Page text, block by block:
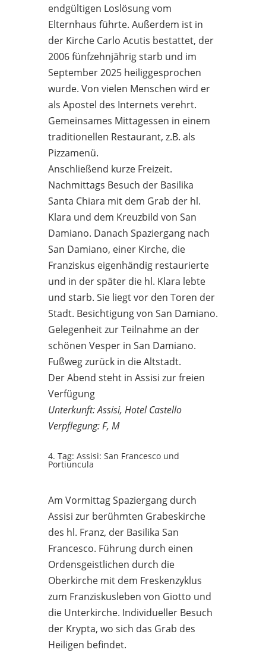
endgültigen Loslösung vom
Elternhaus führte. Außerdem ist in
der Kirche Carlo Acutis bestattet, der
2006 fünfzehnjährig starb und im
September 2025 heiliggesprochen
wurde. Von vielen Menschen wird er
als Apostel des Internets verehrt.
Gemeinsames Mittagessen in einem
traditionellen Restaurant, z.B. als
Pizzamenü.
Anschließend kurze Freizeit.
Nachmittags Besuch der Basilika
Santa Chiara mit dem Grab der hl.
Klara und dem Kreuzbild von San
Damiano. Danach Spaziergang nach
San Damiano, einer Kirche, die
Franziskus eigenhändig restaurierte
und in der später die hl. Klara lebte
und starb. Sie liegt vor den Toren der
Stadt. Besichtigung von San Damiano.
Gelegenheit zur Teilnahme an der
schönen Vesper in San Damiano.
Fußweg zurück in die Altstadt.
Der Abend steht in Assisi zur freien
Verfügung
Unterkunft: Assisi, Hotel Castello
Verpflegung: F, M
4. Tag: Assisi: San Francesco und
Portiuncula
Am Vormittag Spaziergang durch
Assisi zur berühmten Grabeskirche
des hl. Franz, der Basilika San
Francesco. Führung durch einen
Ordensgeistlichen durch die
Oberkirche mit dem Freskenzyklus
zum Franziskusleben von Giotto und
die Unterkirche. Individueller Besuch
der Krypta, wo sich das Grab des
Heiligen befindet.